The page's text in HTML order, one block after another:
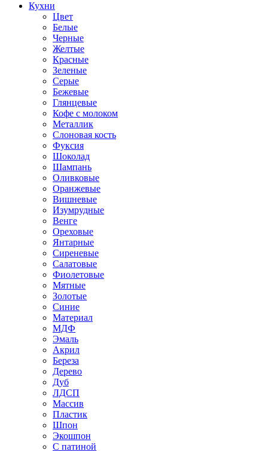
Кухни
Цвет
Белые
Черные
Желтые
Красные
Зеленые
Серые
Бежевые
Глянцевые
Кофе с молоком
Металлик
Слоновая кость
Фуксия
Шоколад
Шампань
Оливковые
Оранжевые
Вишневые
Изумрудные
Венге
Ореховые
Янтарные
Сиреневые
Салатовые
Фиолетовые
Мятные
Золотые
Синие
Материал
МДФ
Эмаль
Акрил
Береза
Дерево
Дуб
ЛДСП
Массив
Пластик
Шпон
Экошпон
С патиной